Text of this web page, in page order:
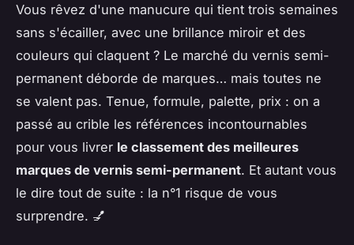
Vous rêvez d'une manucure qui tient trois semaines
sans s'écailler, avec une brillance miroir et des
couleurs qui claquent ? Le marché du vernis semi-
permanent déborde de marques… mais toutes ne
se valent pas. Tenue, formule, palette, prix : on a
passé au crible les références incontournables
pour vous livrer le classement des meilleures
marques de vernis semi-permanent. Et autant vous
le dire tout de suite : la n°1 risque de vous
surprendre. 💅